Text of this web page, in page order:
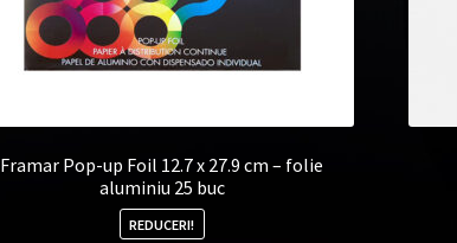
Framar Pop-up Foil 12.7 x 27.9 cm – folie
aluminiu 25 buc
REDUCERI!